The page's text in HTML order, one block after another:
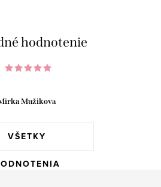
hodnotenie
VŠETKY
Mužikova